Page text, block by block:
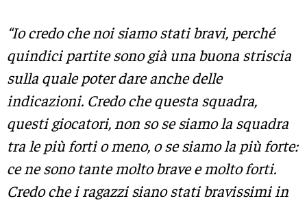
“Io credo che noi siamo stati bravi, perché
quindici partite sono già una buona striscia
sulla quale poter dare anche delle
indicazioni. Credo che questa squadra,
questi giocatori, non so se siamo la squadra
tra le più forti o meno, o se siamo la più forte:
ce ne sono tante molto brave e molto forti.
Credo che i ragazzi siano stati bravissimi in